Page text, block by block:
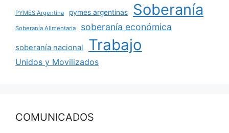
PYMES Argentina pymes argentinas Soberanía
Soberanía Alimentaria soberanía económica
soberanía nacional Trabajo
Unidos y Movilizados
COMUNICADOS